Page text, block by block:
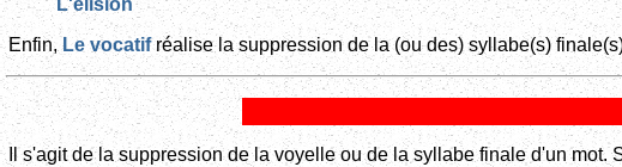
L'élision
Enfin, Le vocatifréalise la suppression de la (ou des) syllabe(s)
Il s'agit de la suppression de la voyelle ou de la syllabe finale d'un